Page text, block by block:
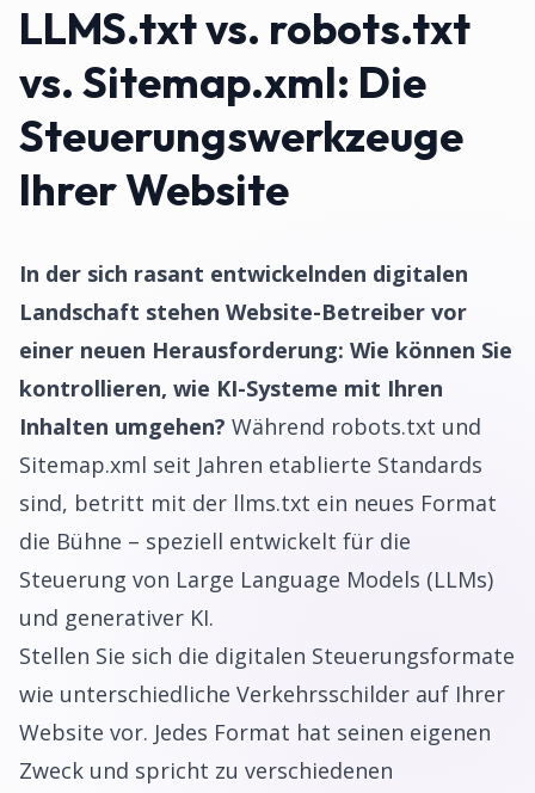
LLMS.txt vs. robots.txt
vs. Sitemap.xml: Die
Steuerungswerkzeuge
Ihrer Website
In der sich rasant entwickelnden digitalen
Landschaft stehen Website-Betreiber vor
einer neuen Herausforderung: Wie können Sie
kontrollieren, wie KI-Systeme mit Ihren
Inhalten umgehen? Während robots.txt und
Sitemap.xml seit Jahren etablierte Standards
sind, betritt mit der llms.txt ein neues Format
die Bühne – speziell entwickelt für die
Steuerung von Large Language Models (LLMs)
und generativer KI.
Stellen Sie sich die digitalen Steuerungsformate
wie unterschiedliche Verkehrsschilder auf Ihrer
Website vor. Jedes Format hat seinen eigenen
Zweck und spricht zu verschiedenen